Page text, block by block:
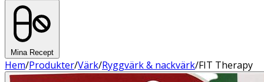
Mina Recept
Hem/Produkter/Värk/Ryggvärk & nackvärk/FIT Therapy